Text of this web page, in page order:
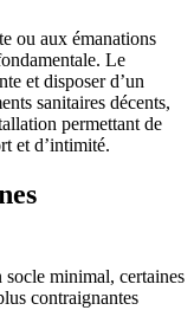
ou aux émanations
Le
et disposer d’un
sanitaires décents,
permettant de
et d’intimité.
minimal, certaines
contraignantes